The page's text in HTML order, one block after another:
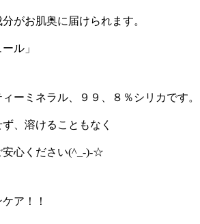
がお肌奥に届けられます。
ル」
ーミネラル、９９、８％シリカです。
、溶けることもなく
安心ください(^_-)-☆
ア！！